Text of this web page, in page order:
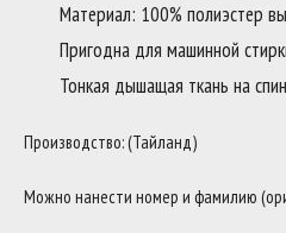
Материал: 100% полиэстер
Пригодна для машинной
Тонкая дышащая ткань на
Производство: (Тайланд)
Можно нанести номер и фамилию